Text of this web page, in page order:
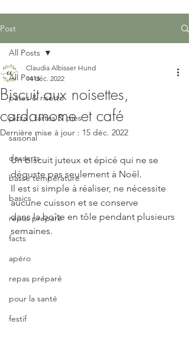
Post
All Posts
pâtes & risotto
pizza , tartes & pies
saisonal
desserts
basse température
basics
repas preparé
facts
apéro
repas préparé
pour la santé
festif
All Posts
Biscuit aux noisettes,
cardamome et café
Claudia Albisser Hund
14 déc. 2022
Dernière mise à jour : 15 déc. 2022
Un biscuit juteux et épicé qui ne se
déguste pas seulement à Noël.
Il est si simple à réaliser, ne nécessite
aucune cuisson et se conserve
dans la boîte en tôle pendant plusieurs
semaines.